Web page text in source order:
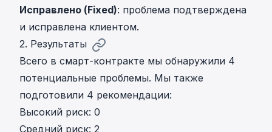
Исправлено (Fixed): проблема подтверждена
и исправлена клиентом.
2. Результаты
Всего в смарт-контракте мы обнаружили 4
потенциальные проблемы. Мы также
подготовили 4 рекомендации:
Высокий риск: 0
Средний риск: 2